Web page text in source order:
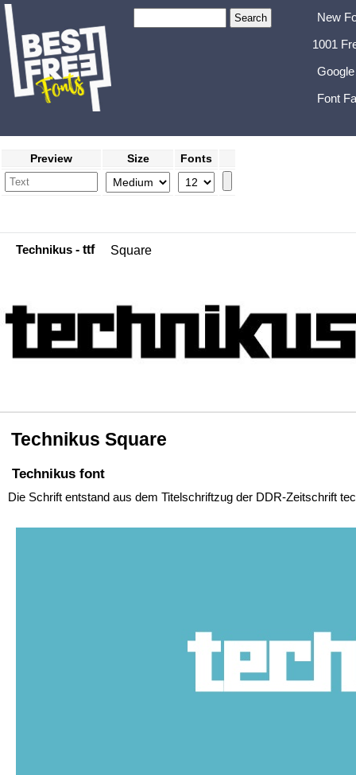
New
1001
Font
Preview Size Fonts
Technikus - ttf Square
Technikus Square
Technikus font
Die Schrift entstand aus dem Titelschriftzug der DDR-Zeitschrift